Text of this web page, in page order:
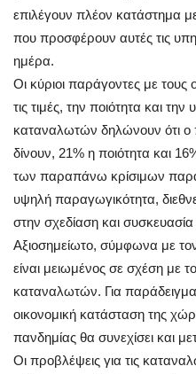
επιλέγουν πλέον κατάστημα
που προσφέρουν αυτές τις
ημέρα.
Οι κύριοι παράγοντες με
τις τιμές, την ποιότητα και
καταναλωτών δηλώνουν ότι ο
δίνουν, 21% η ποιότητα και
των παραπάνω κρίσιμων
υψηλή παραγωγικότητα,
στην σχεδίαση και
Αξιοσημείωτο, σύμφωνα με τον
είναι μειωμένος σε σχέση με
καταναλωτών. Για παράδειγμα
οικονομική κατάσταση της
πανδημίας θα συνεχίσει και
Οι προβλέψεις για τις